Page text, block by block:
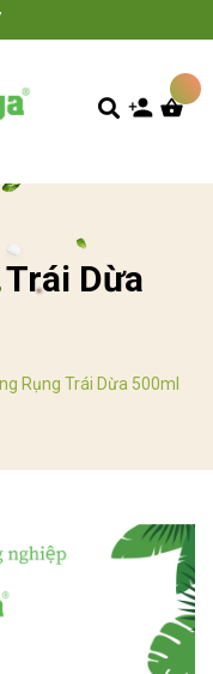
Dừa
Rụng Trái Dừa 500ml